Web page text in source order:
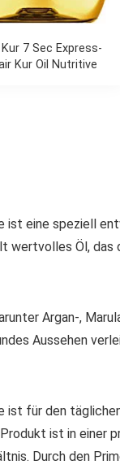
7 Sec Express-
Kur Oil Nutritive
ist eine speziell
Öl, das
Argan-,
Aussehen
ist für den
ist in einer
Durch den